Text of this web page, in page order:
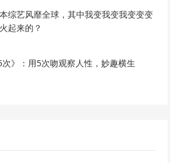
综艺风靡全球，其中我变我变我变变变
起来的？
次》：用5次吻观察人性，妙趣横生